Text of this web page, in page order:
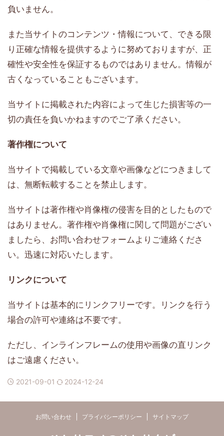
負いません。
また当サイトのコンテンツ・情報について、できる限
り正確な情報を提供するように努めておりますが、正
確性や安全性を保証するものではありません。情報が
古くなっていることもございます。
当サイトに掲載された内容によって生じた損害等の一
切の責任を負いかねますのでご了承ください。
著作権について
当サイトで掲載している文章や画像などにつきまして
は、無断転載することを禁止します。
当サイトは著作権や肖像権の侵害を目的としたもので
はありません。著作権や肖像権に関して問題がござい
ましたら、お問い合わせフォームよりご連絡くださ
い。迅速に対応いたします。
リンクについて
当サイトは基本的にリンクフリーです。リンクを行う
場合の許可や連絡は不要です。
ただし、インラインフレームの使用や画像の直リンク
はご遠慮ください。
2021-09-01 2024-12-24
お問い合わせ プライバシーポリシー サイトマップ